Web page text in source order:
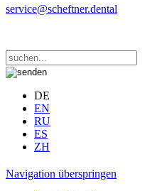
service@scheftner.dental
DE
EN
RU
ES
ZH
Navigation überspringen